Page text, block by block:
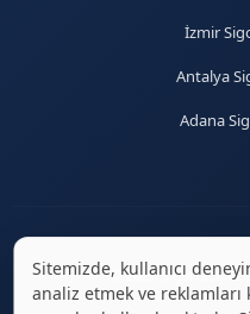
İzmir
Antalya
Adana
© 2026
Sitemizde, kullanıcı
analiz etmek ve reklamları